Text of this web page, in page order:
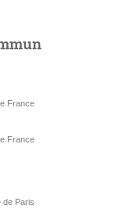
France
France
de Paris